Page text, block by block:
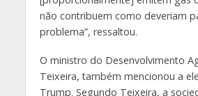
não contribuem como deveriam
problema”, ressaltou.
O ministro do Desenvolvimento
Teixeira, também mencionou a
Trump. Segundo Teixeira, a